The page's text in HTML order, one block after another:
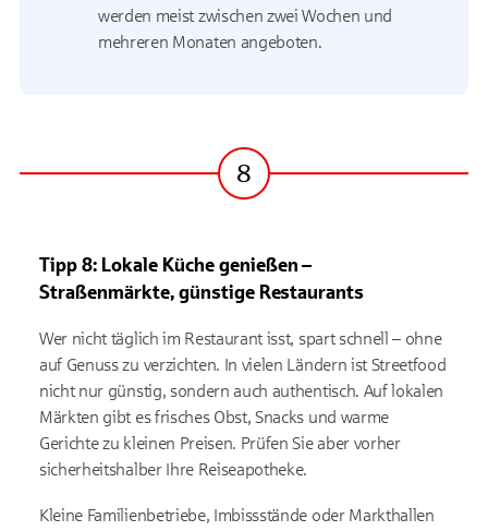
werden meist zwischen zwei Wochen und
mehreren Monaten angeboten.
Schritt
8
Tipp 8: Lokale Küche genießen –
Straßenmärkte, günstige Restaurants
Wer nicht täglich im Restaurant isst, spart schnell – ohne
auf Genuss zu verzichten. In vielen Ländern ist Streetfood
nicht nur günstig, sondern auch authentisch. Auf lokalen
Märkten gibt es frisches Obst, Snacks und warme
Gerichte zu kleinen Preisen. Prüfen Sie aber vorher
sicherheitshalber Ihre Reiseapotheke.
Kleine Familienbetriebe, Imbissstände oder Markthallen